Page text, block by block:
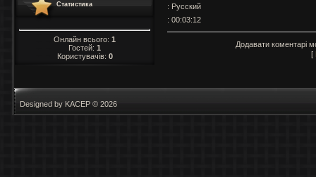
Статистика
Онлайн всього: 1
Гостей: 1
Користувачів: 0
: Русский
: 00:03:12
Додавати коментарі
[
Designed by KACEP © 2026